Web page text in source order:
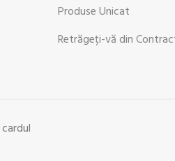
Produse Unicat
Retrăgeți-vă din